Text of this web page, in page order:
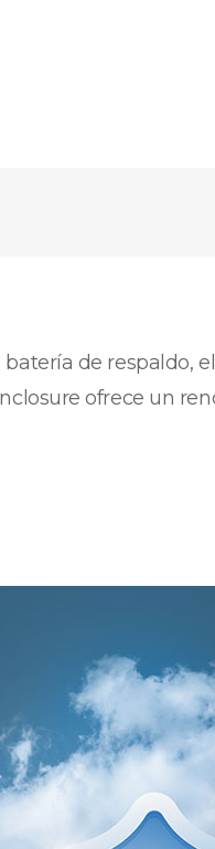
de respaldo,
ofrece un